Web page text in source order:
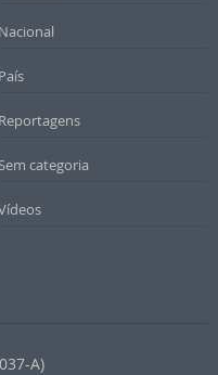
Nacional
País
Reportagens
Sem categoria
A)